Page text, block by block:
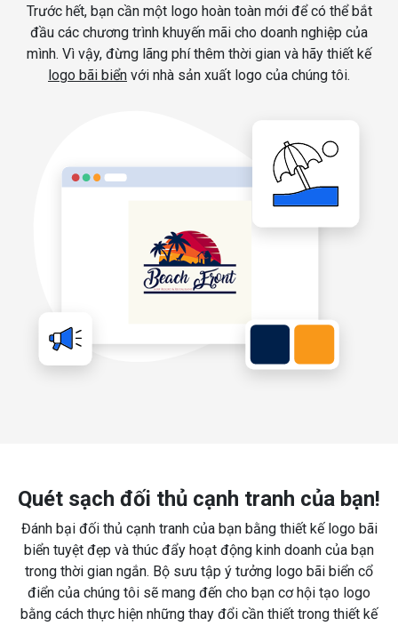
Trước hết, bạn cần một logo hoàn toàn mới để có thể bắt
đầu các chương trình khuyến mãi cho doanh nghiệp của
mình. Vì vậy, đừng lãng phí thêm thời gian và hãy thiết kế
logo bãi biển với nhà sản xuất logo của chúng tôi.
Quét sạch đối thủ cạnh tranh của bạn!
Đánh bại đối thủ cạnh tranh của bạn bằng thiết kế logo bãi
biển tuyệt đẹp và thúc đẩy hoạt động kinh doanh của bạn
trong thời gian ngắn. Bộ sưu tập ý tưởng logo bãi biển cổ
điển của chúng tôi sẽ mang đến cho bạn cơ hội tạo logo
bằng cách thực hiện những thay đổi cần thiết trong thiết kế